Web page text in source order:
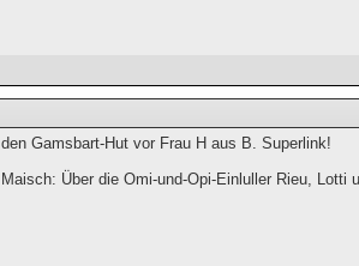
Gamsbart-Hut vor Frau H aus B. Superlink!
Über die Omi-und-Opi-Einluller Rieu,